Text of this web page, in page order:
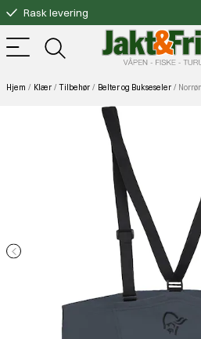
Fri frakt over 3000.-
Hjem Klær Tilbehør Belter og Bukseseler